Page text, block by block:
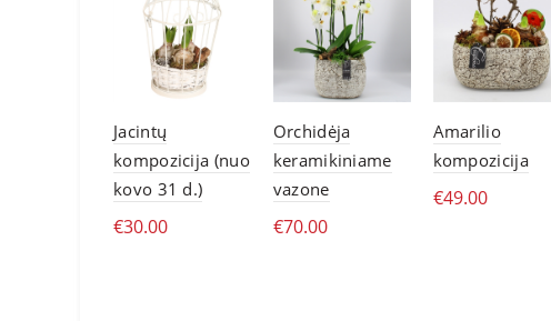
Jacintų
kompozicija (nuo
kovo 31 d.)
€30.00
Orchidėja
keramikiniame
vazone
€70.00
Amarilio
kompozicija
€49.00